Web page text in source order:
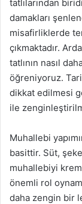
tatlılarından
damakları
misafirliklerde
çıkmaktadır.
tatlının nasıl
öğreniyoruz.
dikkat edilmesi
ile
Muhallebi
basittir. Süt,
muhallebiyi
önemli rol
daha zengin bir